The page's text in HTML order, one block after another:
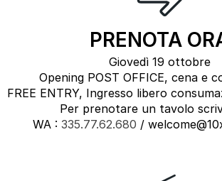
PRENOTA
Giovedì 19 ottobre
Opening POST OFFICE, cena e
FREE ENTRY, Ingresso libero
Per prenotare un tavolo
WA : 335.77.62.680 /